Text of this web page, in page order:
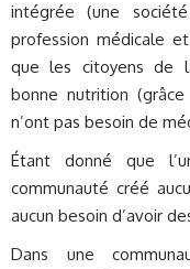
intégrée (une
profession médicale
que les citoyens de
bonne nutrition
n’ont pas besoin de
Étant donné que
communauté créé
aucun besoin d’avoir
Dans une